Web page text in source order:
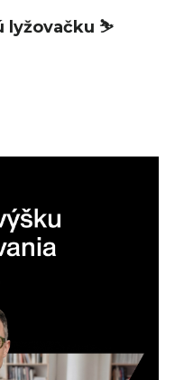
lyžovačku ⛷️